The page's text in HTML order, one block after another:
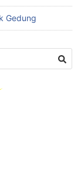
Gedung